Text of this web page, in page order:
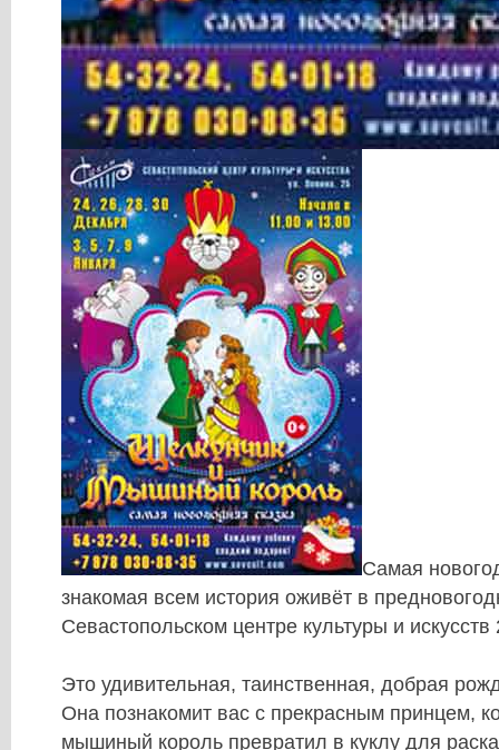
Самая
знакомая всем история оживёт в
Севастопольском центре культуры и
Это удивительная, таинственная, добрая
Она познакомит вас с прекрасным принцем,
мышиный король превратил в куклу для